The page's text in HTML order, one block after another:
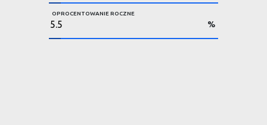
OPROCENTOWANIE ROCZNE
%